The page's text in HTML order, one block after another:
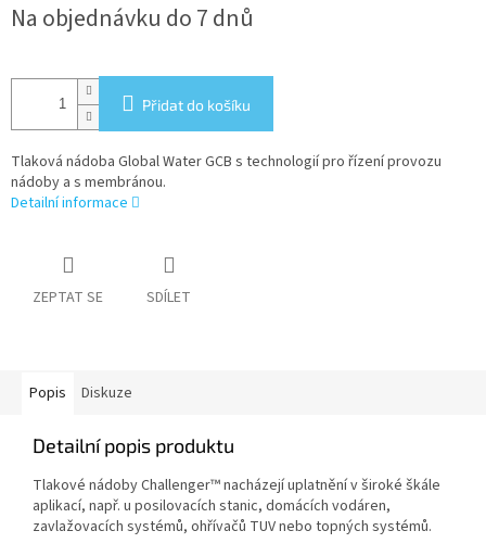
cena:
Na objednávku do 7 dnů
Přidat do košíku
Tlaková nádoba Global Water GCB s technologií pro řízení provozu
nádoby a s membránou.
Detailní informace
ZEPTAT SE SDÍLET
Popis Diskuze
Detailní popis produktu
Tlakové nádoby Challenger™ nacházejí uplatnění v široké škále
aplikací, např. u posilovacích stanic, domácích vodáren,
zavlažovacích systémů, ohřívačů TUV nebo topných systémů.